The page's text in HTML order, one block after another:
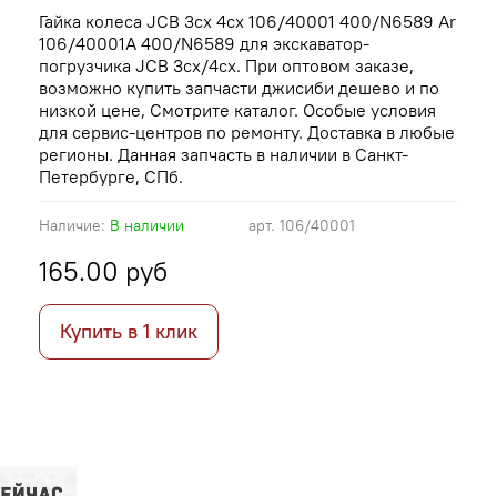
арт. 106/40001
Наличие: В наличии
165.00 руб
Купить в 1 клик
Гайка колеса JCB 3cx 4cx 106/40001 400/N6589 Ar
106/40001A 400/N6589 для экскаватор-
погрузчика JCB 3cx/4cx. При оптовом заказе,
возможно купить запчасти джисиби дешево и по
низкой цене, Смотрите каталог. Особые условия
для сервис-центров по ремонту. Доставка в любые
регионы. Данная запчасть в наличии в Санкт-
Петербурге, СПб.